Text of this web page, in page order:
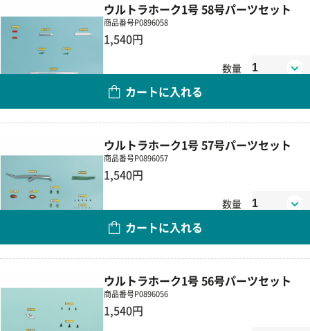
ウルトラホーク1号 58号パーツセット
商品番号P0896058
1,540円
数量
カートに入れる
ウルトラホーク1号 57号パーツセット
商品番号P0896057
1,540円
数量
カートに入れる
ウルトラホーク1号 56号パーツセット
商品番号P0896056
1,540円